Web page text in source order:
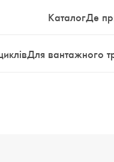
КаталогДе
Для вантажного